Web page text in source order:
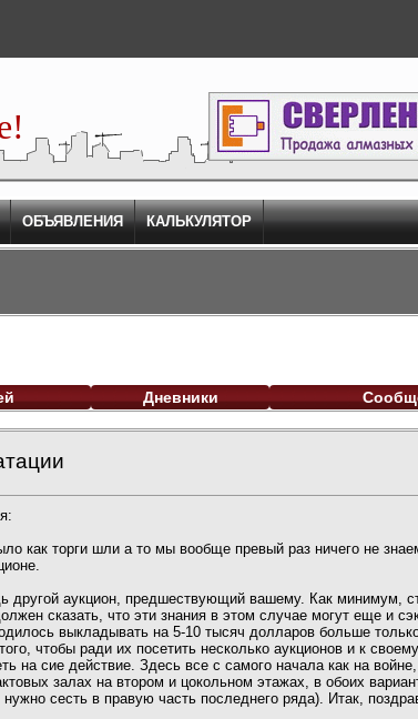
ОБЪЯВЛЕНИЯ КАЛЬКУЛЯТОР
Дневники
как торги шли а то мы вообще превый раз ничего не
другой аукцион, предшествующий вашему. Как минимум,
сказать, что эти знания в этом случае могут еще и
выкладывать на 5-10 тысяч долларов больше
чтобы ради их посетить несколько аукционов и к
на сие действие. Здесь все с самого начала как на
залах на втором и цокольном этажах, в обоих
сесть в правую часть последнего ряда). Итак,